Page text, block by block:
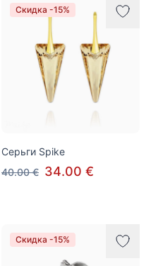
Скидка -15%
Серьги Spike
40.00 € 34.00 €
Скидка -15%